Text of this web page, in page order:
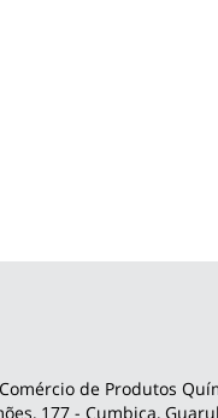
de Produtos
177 - Cumbica,